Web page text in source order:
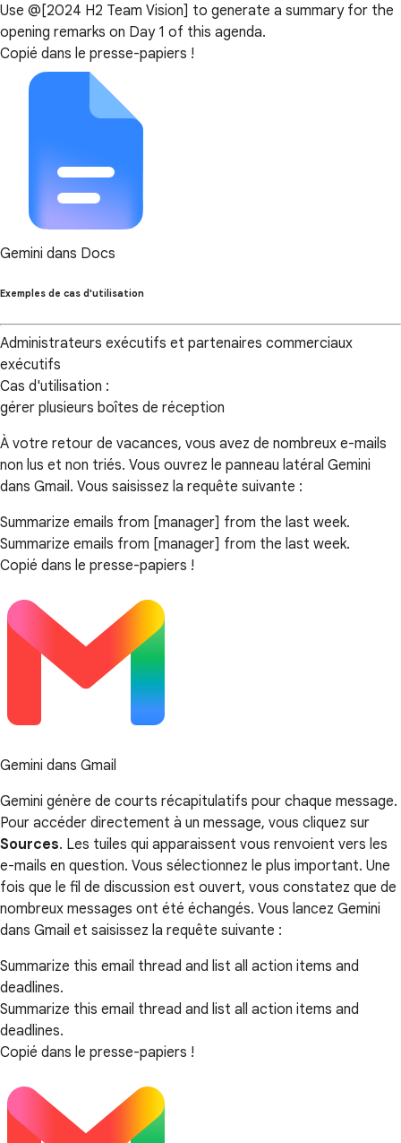
Use @[2024 H2 Team Vision] to generate a summary for the
opening remarks on Day 1 of this agenda.
Copié dans le presse-papiers !
Gemini dans Docs
Exemples de cas d'utilisation
Administrateurs exécutifs et partenaires commerciaux
exécutifs
Cas d'utilisation :
gérer plusieurs boîtes de réception
À votre retour de vacances, vous avez de nombreux e-mails
non lus et non triés. Vous ouvrez le panneau latéral Gemini
dans Gmail. Vous saisissez la requête suivante :
Summarize emails from [manager] from the last week.
Summarize emails from [manager] from the last week.
Copié dans le presse-papiers !
Gemini dans Gmail
Gemini génère de courts récapitulatifs pour chaque message.
Pour accéder directement à un message, vous cliquez sur
Sources. Les tuiles qui apparaissent vous renvoient vers les
e-mails en question. Vous sélectionnez le plus important. Une
fois que le fil de discussion est ouvert, vous constatez que de
nombreux messages ont été échangés. Vous lancez Gemini
dans Gmail et saisissez la requête suivante :
Summarize this email thread and list all action items and
deadlines.
Summarize this email thread and list all action items and
deadlines.
Copié dans le presse-papiers !